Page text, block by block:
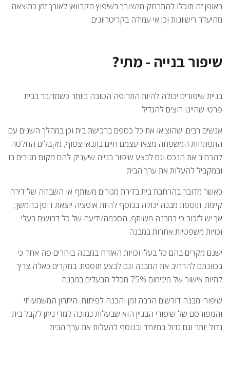
באופן זה תוכלו להתרחק מהצורך בשיפוץ הקרוואן לאורך זמן כתוצאה
מהיעדר רישיונות וכן אי עמידה בקריטריונים.
שיפור בנייה - מתי?
בניית שיפורים יכולה להיות התרופה הטובה ביותר כשמדובר בבית
פרטי שהיינו רוצים להגדיל.
אנשים רבים, שהוציאו את כל כספם ברכישת בית וכן במהלך השנים עם
התפתחות המשפחה מצאו עצמם חיים בתנאי צפוף, מקבלים החלטה
להרחיב את הנכס וגם לבצע שיפור בנייה שיעניק להם מקום מגורים בו
ובמקביל להעלות את ערך הבית.
כאשר מדובר בהרחבת בית בדירת מגורים משותף או השבחה של דירה
קיימת, תוספת מבנה יכולה בנוסף להיות אופציה יוצאת דופן בהמשך,
אך יש לזכור כי במבנה משותף, הסכמה/ידיעה של כל דרושים בעלי
זכויות משפטיות אחרות במבנה.
ישנם מקרים בהם כל בעלי זכויות האזרח במבנה בוחרים פה אחד כי
בכוונתם להרחיב את המבנה וגם לבצע תוספת. במקרים כאלה צריך
להיות אישור של מינימום 75% מכלל הבעלים במבנה.
שיפורי מבנה דורשים הרבה זמן והכנה לפיתוח. היתרון המשמעותי
והמפורסם של שיפורי הבניין הוא שבעלות נמוכה למדי ניתן לקבל בית
גדול יותר וגם גדול במיוחד ובנוסף להעלות את ערך הבית.